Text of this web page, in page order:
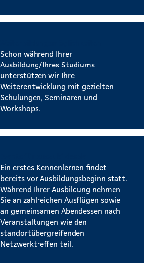
Schon während Ihrer
Ausbildung/Ihres Studiums
unterstützen wir Ihre
Weiterentwicklung mit gezielten
Schulungen, Seminaren und
Workshops.
Ein erstes Kennenlernen findet
bereits vor Ausbildungsbeginn statt.
Während Ihrer Ausbildung nehmen
Sie an zahlreichen Ausflügen sowie
an gemeinsamen Abendessen nach
Veranstaltungen wie den
standortübergreifenden
Netzwerktreffen teil.